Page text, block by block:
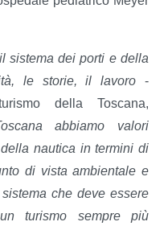
sistema dei porti e della
le storie, il lavoro -
della Toscana,
abbiamo valori
nautica in termini di
di vista ambientale e
che deve essere
turismo sempre più